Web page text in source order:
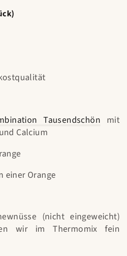
Tausendschön mit
Calcium
einer Orange
(nicht eingeweicht)
wir im Thermomix fein